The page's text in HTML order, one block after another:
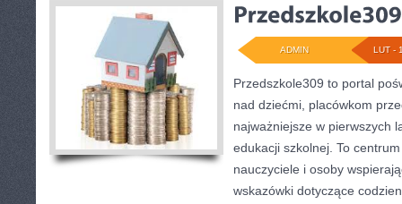
LUT -
ADMIN
Przedszkole309 to portal
nad dziećmi, placówkom
najważniejsze w pierwszych
edukacji szkolnej. To
nauczyciele i osoby
wskazówki dotyczące